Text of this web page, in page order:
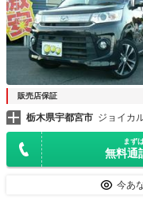
販売店保証
栃木県宇都宮市 ジョイカ
まず
無料通
今あ